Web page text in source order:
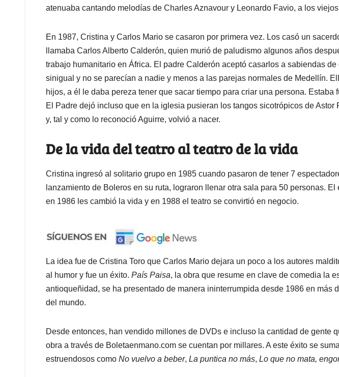
atenuaba cantando melodías de Charles Aznavour y Leonardo Favio, a los
En 1987, Cristina y Carlos Mario se casaron por primera vez. Los casó un
llamaba Carlos Alberto Calderón, quien murió de paludismo algunos años
trabajo humanitario en África. El padre Calderón aceptó casarlos a sabiendas de
sinigual y no se parecían a nadie y menos a las parejas normales de Medellín.
hijos, a él le daba pereza tener que sacar tiempo para criar una persona. Estaba
El Padre dejó incluso que en la iglesia pusieran los tangos sicotrópicos de Astor
y, tal y como lo reconoció Aguirre, volvió a nacer.
De la vida del teatro al teatro de la vida
Cristina ingresó al solitario grupo en 1985 cuando pasaron de tener 7
lanzamiento de Boleros en su ruta, lograron llenar otra sala para 50 personas. El
en 1986 les cambió la vida y en 1988 el teatro se convirtió en negocio.
La idea fue de Cristina Toro que Carlos Mario dejara un poco a los autores
al humor y fue un éxito. País Paisa, la obra que resume en clave de comedia la
antioqueñidad, se ha presentado de manera ininterrumpida desde 1986 en más
del mundo.
Desde entonces, han vendido millones de DVDs e incluso la cantidad de gente
obra a través de Boletaenmano.com se cuentan por millares. A este éxito se
estruendosos como No vuelvo a beber, La puntica no más, Lo que no mata,